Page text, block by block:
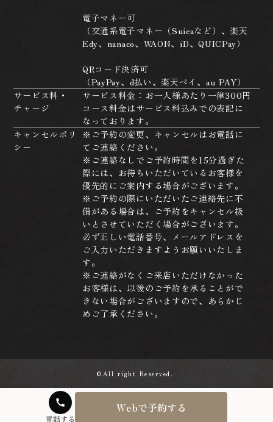
電子マネー可
（交通系電子マネー（Suicaなど）、楽天
Edy、nanaco、WAON、iD、QUICPay）
QRコード決済可
（PayPay、d払い、楽天ペイ、au PAY）
サービス料・
チャージ
サービス料金：お一人様あたり一律300円
コース料金はサービス料込みでの表記に
なっております。
キャンセルポリ
シー
※ご予約の変更、キャンセルはお電話に
てご連絡ください。
※ご連絡なしでご予約時間を15分過ぎた
際には、お待ちいただいているお客様を
優先的にご案内する場合がございます。
※ご予約の際にいただいたご連絡先に不
備がある場合は、ご予約をキャンセル扱
いとさせていただく場合がございます。
必ず正しい電話番号、メールアドレスを
ご入力いただきますようお願いいたしま
す。
※ご連絡がなくご来店いただけなかった
お客様は、以後のご予約を承ることがで
きない場合がございますので、あらかじ
めご了承ください。
©All right Reserved.
call
電話する
Webで予約する